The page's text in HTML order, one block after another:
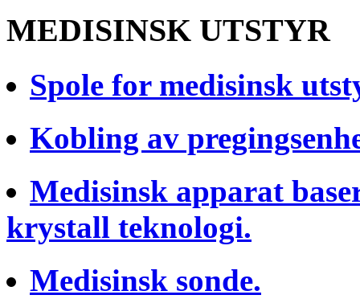
MEDISINSK UTSTYR
Spole for medisinsk
Kobling av
Medisinsk apparat
krystall teknologi.
Medisinsk sonde.